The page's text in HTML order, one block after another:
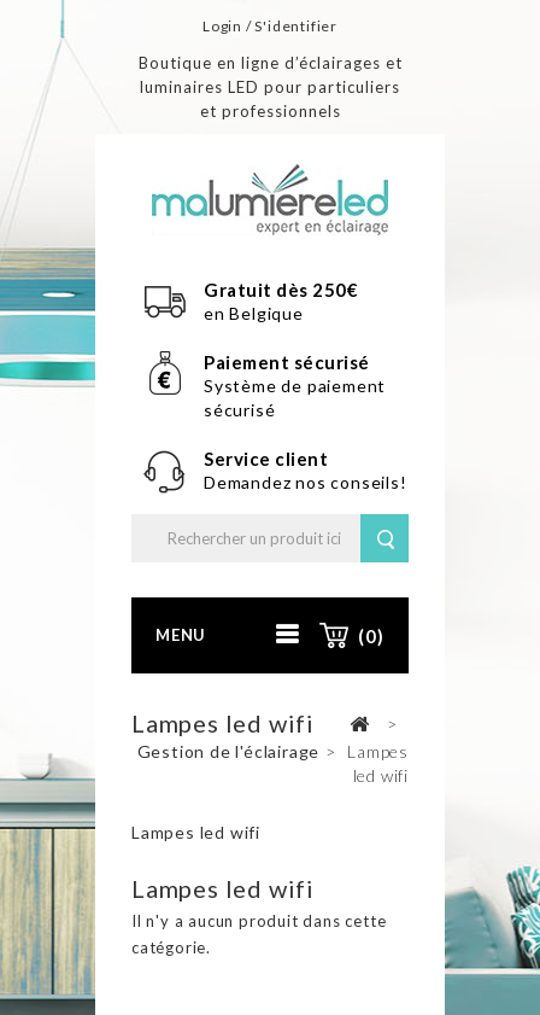
Login / S'identifier
Boutique en ligne d’éclairages et
luminaires LED pour particuliers
et professionnels
Gratuit dès 250€
en Belgique
Paiement sécurisé
Système de paiement
sécurisé
Service client
Demandez nos conseils!
MENU (0)
Lampes led wifi
>
Gestion de l'éclairage >
Lampes
led wifi
Lampes led wifi
Lampes led wifi
Il n'y a aucun produit dans cette
catégorie.